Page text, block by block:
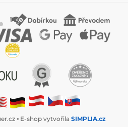
⦁ E-shop vytvořila SIMPLIA.cz